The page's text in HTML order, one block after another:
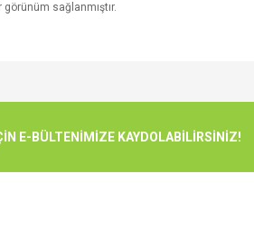
görünüm sağlanmıştır.
E-BÜLTENİMİZE KAYDOLABİLİRSİNİZ!